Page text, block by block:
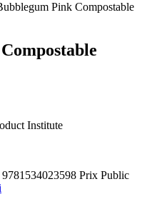
Pink Compostable
Institute
9781534023598 Prix Public